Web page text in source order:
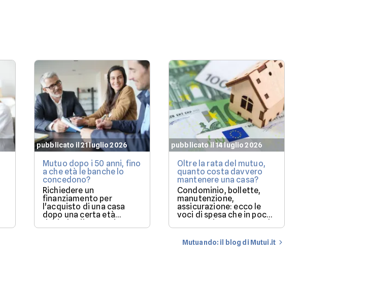
pubblicato il 21 luglio 2026
Mutuo dopo i 50 anni, fino
a che età le banche lo
concedono?
Richiedere un
finanziamento per
l'acquisto di una casa
dopo una certa età
richiede più attenzione:
ecco i fattori che fanno la
pubblicato il 14 luglio 2026
Oltre la rata del mutuo,
quanto costa davvero
mantenere una casa?
Condominio, bollette,
manutenzione,
assicurazione: ecco le
voci di spesa che in pochi
mettono in conto quando
comprano casa.
Mutuando: il blog di Mutui.it